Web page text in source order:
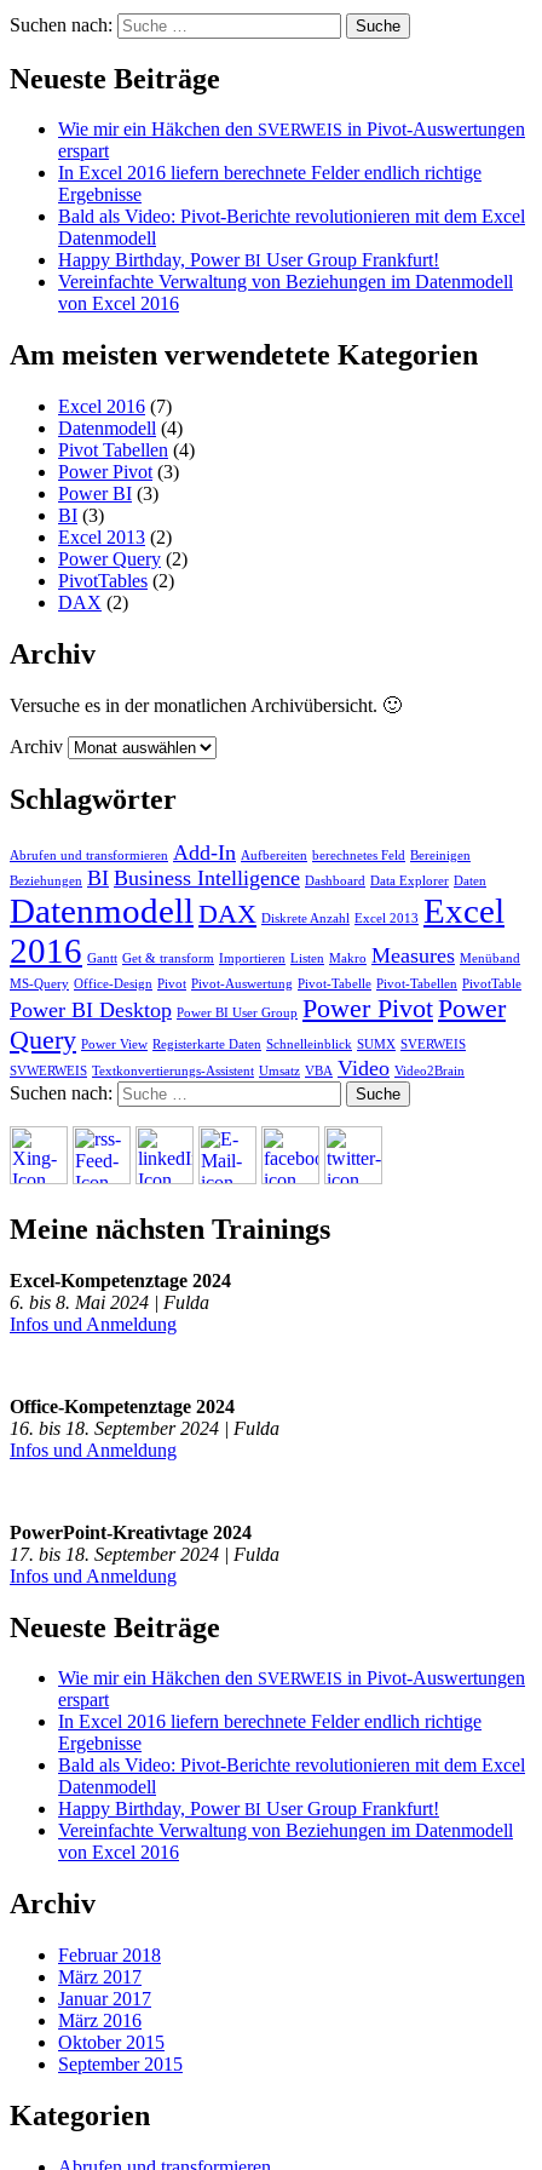
Suchen nach:
Neueste Beiträge
Wie mir ein Häkchen den SVERWEIS in Pivot-Auswertungen
erspart
In Excel 2016 liefern berechnete Felder endlich richtige
Ergebnisse
Bald als Video: Pivot-Berichte revolutionieren mit dem Excel
Datenmodell
Happy Birthday, PowerBI User Group Frankfurt!
Vereinfachte Verwaltung von Beziehungen im Datenmodell
von Excel 2016
Am meisten verwendetete Kategorien
Excel 2016 (7)
Datenmodell (4)
Pivot Tabellen (4)
Power Pivot (3)
Power BI (3)
BI (3)
Excel 2013 (2)
Power Query (2)
PivotTables (2)
DAX (2)
Archiv
Versuche es in der monatlichen Archivübersicht. 🙂
Archiv
Schlagwörter
Abrufen und transformieren Add-In Aufbereiten berechnetes Feld Bereinigen
Beziehungen BI Business Intelligence Dashboard Data Explorer Daten
Datenmodell DAX Diskrete Anzahl Excel 2013 Excel
2016 Gantt Get & transform Importieren Listen Makro Measures Menüband
MS-Query Office-Design Pivot Pivot-Auswertung Pivot-Tabelle Pivot-Tabellen PivotTable
Power BI Desktop Power BI User Group Power PivotPower
Query Power View Registerkarte Daten Schnelleinblick SUMX SVERWEIS
SVWERWEIS Textkonvertierungs-Assistent Umsatz VBA Video Video2Brain
Suchen nach:
Meine nächsten Trainings
Excel-Kompetenztage 2024
6. bis 8. Mai 2024 | Fulda
Infos und Anmeldung
Office-Kompetenztage 2024
16. bis 18. September 2024 | Fulda
Infos und Anmeldung
PowerPoint-Kreativtage 2024
17. bis 18. September 2024 | Fulda
Infos und Anmeldung
Neueste Beiträge
Wie mir ein Häkchen den SVERWEIS in Pivot-Auswertungen
erspart
In Excel 2016 liefern berechnete Felder endlich richtige
Ergebnisse
Bald als Video: Pivot-Berichte revolutionieren mit dem Excel
Datenmodell
Happy Birthday, PowerBI User Group Frankfurt!
Vereinfachte Verwaltung von Beziehungen im Datenmodell
von Excel 2016
Archiv
Februar 2018
März 2017
Januar 2017
März 2016
Oktober 2015
September 2015
Kategorien